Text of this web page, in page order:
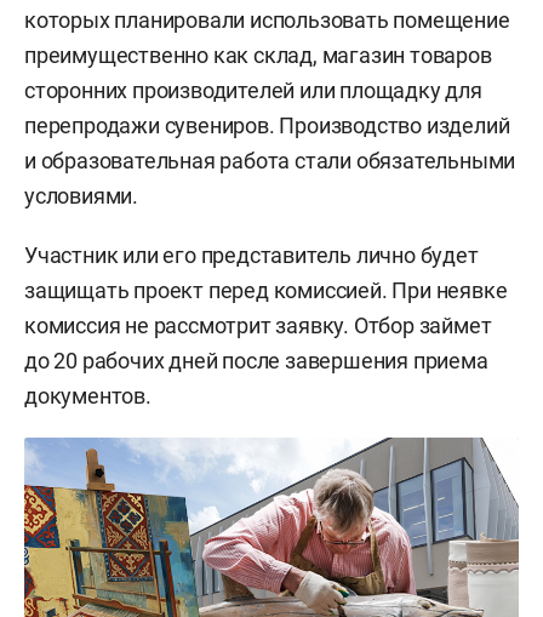
которых планировали использовать помещение
преимущественно как склад, магазин товаров
сторонних производителей или площадку для
перепродажи сувениров. Производство изделий
и образовательная работа стали обязательными
условиями.
Участник или его представитель лично будет
защищать проект перед комиссией. При неявке
комиссия не рассмотрит заявку. Отбор займет
до 20 рабочих дней после завершения приема
документов.